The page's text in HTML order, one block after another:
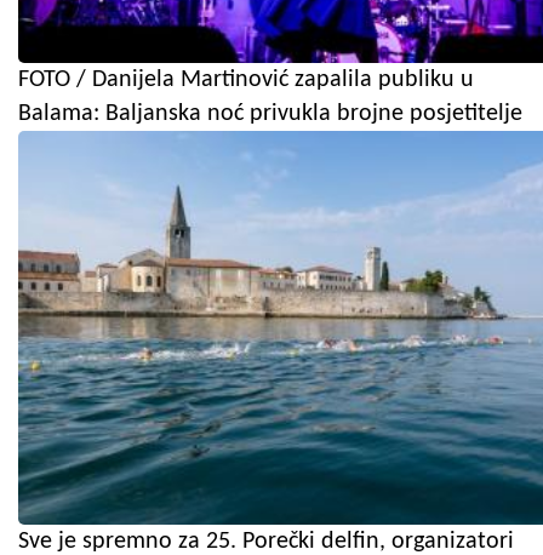
FOTO / Danijela Martinović zapalila publiku u
Balama: Baljanska noć privukla brojne posjetitelje
Sve je spremno za 25. Porečki delfin, organizatori